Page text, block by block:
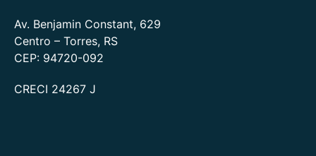
Av. Benjamin Constant, 629
Centro – Torres, RS
CEP: 94720-092
CRECI 24267 J